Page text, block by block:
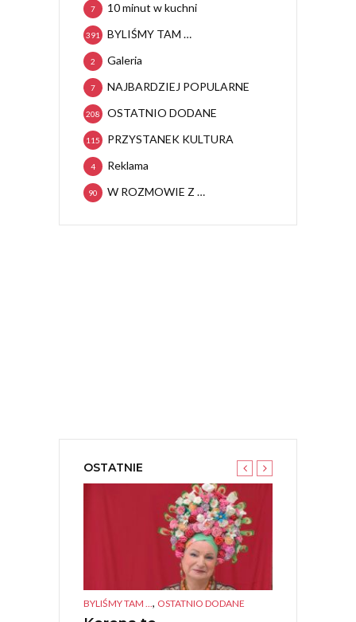
10 minut w kuchni
7
BYLIŚMY TAM …
391
Galeria
2
NAJBARDZIEJ POPULARNE
7
OSTATNIO DODANE
208
PRZYSTANEK KULTURA
115
Reklama
4
W ROZMOWIE Z …
90
OSTATNIE
BYLIŚMY TAM ..., OSTATNIO DODANE